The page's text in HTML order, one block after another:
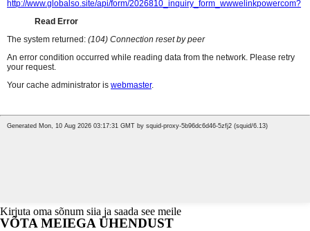
Kirjuta oma sõnum siia ja saada see meile
VÕTA MEIEGA ÜHENDUST